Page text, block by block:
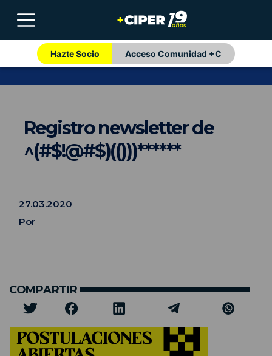
Hazte Socio Acceso Comunidad +C
Registro newsletter de
^(#$!@#$)(()))******
27.03.2020
Por
COMPARTIR